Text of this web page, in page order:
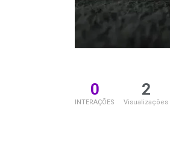
0
INTERAÇÕES
2
Visualizações